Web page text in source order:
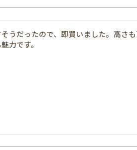
うだったので、即買いました。高さ
力です。